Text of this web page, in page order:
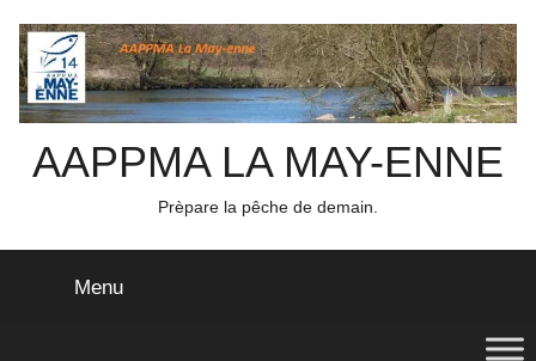
au
contenu
AAPPMA LA MAY-ENNE
Prèpare la pêche de demain.
Menu